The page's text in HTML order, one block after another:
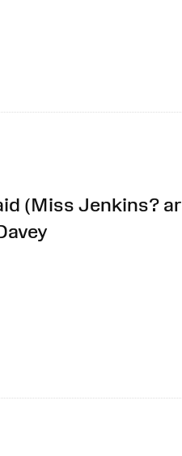
(Miss Jenkins? ⁠ar